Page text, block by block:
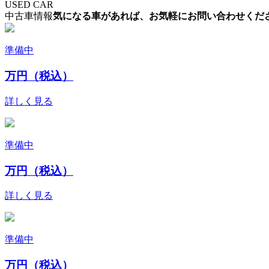
USED CAR
中古車情報気になる車があれば、お気軽にお問い合わせくだ
準備中
万円（税込）
詳しく見る
準備中
万円（税込）
詳しく見る
準備中
万円（税込）